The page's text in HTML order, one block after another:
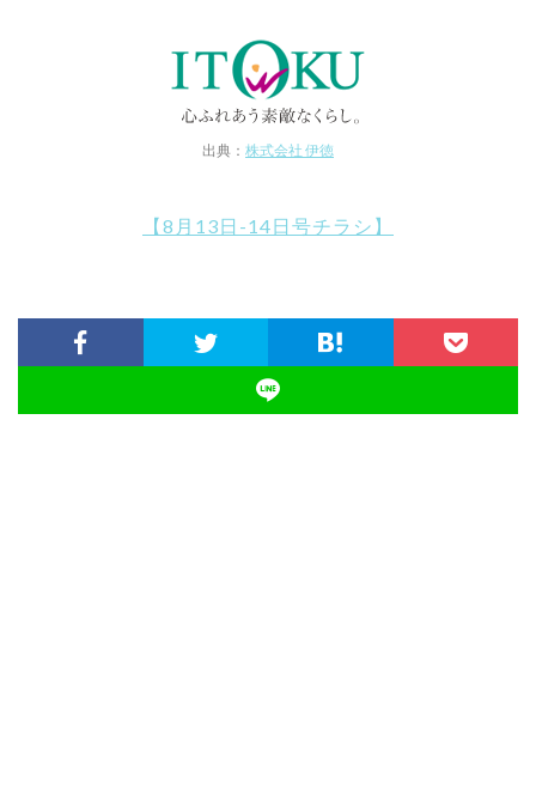
出典： 株式会社 伊徳
【8月13日-14日号チラシ】